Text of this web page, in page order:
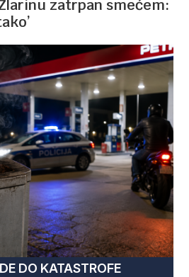
zatrpan smećem:
DO KATASTROFE